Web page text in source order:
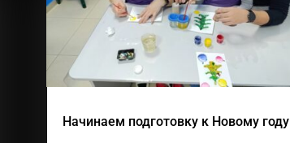
Начинаем подготовку к Новому году